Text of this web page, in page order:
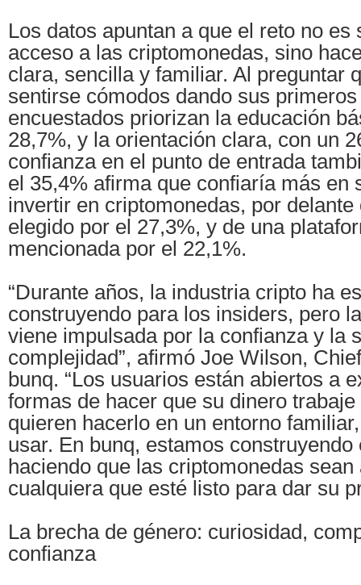
Los datos apuntan a que el reto no es
acceso a las criptomonedas, sino
clara, sencilla y familiar. Al preguntar
sentirse cómodos dando sus
encuestados priorizan la educación
28,7%, y la orientación clara, con un
confianza en el punto de entrada
el 35,4% afirma que confiaría más en
invertir en criptomonedas, por delante
elegido por el 27,3%, y de una
mencionada por el 22,1%.
“Durante años, la industria cripto ha
construyendo para los insiders, pero
viene impulsada por la confianza y la
complejidad”, afirmó Joe Wilson,
bunq. “Los usuarios están abiertos a
formas de hacer que su dinero
quieren hacerlo en un entorno
usar. En bunq, estamos construyendo
haciendo que las criptomonedas
cualquiera que esté listo para dar su
La brecha de género: curiosidad,
confianza